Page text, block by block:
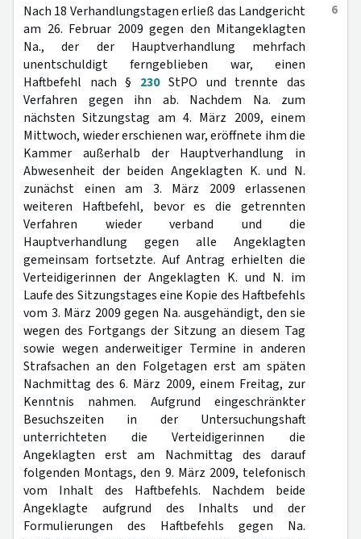
6
Nach 18 Verhandlungstagen erließ das Landgericht
am 26. Februar 2009 gegen den Mitangeklagten
Na., der der Hauptverhandlung mehrfach
unentschuldigt ferngeblieben war, einen
Haftbefehl nach § 230StPO und trennte das
Verfahren gegen ihn ab. Nachdem Na. zum
nächsten Sitzungstag am 4. März 2009, einem
Mittwoch, wieder erschienen war, eröffnete ihm die
Kammer außerhalb der Hauptverhandlung in
Abwesenheit der beiden Angeklagten K. und N.
zunächst einen am 3. März 2009 erlassenen
weiteren Haftbefehl, bevor es die getrennten
Verfahren wieder verband und die
Hauptverhandlung gegen alle Angeklagten
gemeinsam fortsetzte. Auf Antrag erhielten die
Verteidigerinnen der Angeklagten K. und N. im
Laufe des Sitzungstages eine Kopie des Haftbefehls
vom 3. März 2009 gegen Na. ausgehändigt, den sie
wegen des Fortgangs der Sitzung an diesem Tag
sowie wegen anderweitiger Termine in anderen
Strafsachen an den Folgetagen erst am späten
Nachmittag des 6. März 2009, einem Freitag, zur
Kenntnis nahmen. Aufgrund eingeschränkter
Besuchszeiten in der Untersuchungshaft
unterrichteten die Verteidigerinnen die
Angeklagten erst am Nachmittag des darauf
folgenden Montags, den 9. März 2009, telefonisch
vom Inhalt des Haftbefehls. Nachdem beide
Angeklagte aufgrund des Inhalts und der
Formulierungen des Haftbefehls gegen Na.